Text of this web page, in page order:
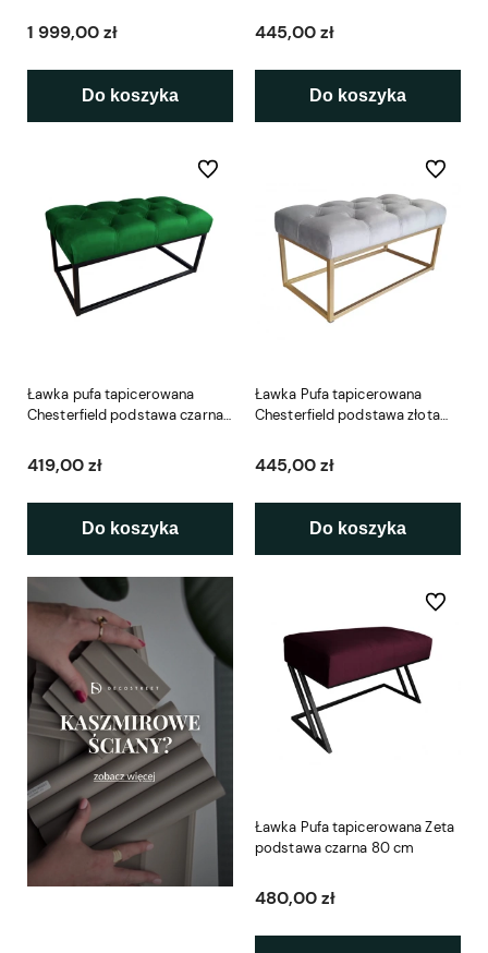
1 999,00 zł
Do koszyka
445,00 zł
Do koszyka
Ławka pufa tapicerowana
Chesterfield podstawa czarna
419,00 zł
Do koszyka
Do ulubionych
Ławka Pufa tapicerowana
Chesterfield podstawa złota
445,00 zł
Do koszyka
Do
Ławka Pufa tapicerowana Zeta
podstawa czarna 80 cm
480,00 zł
Do